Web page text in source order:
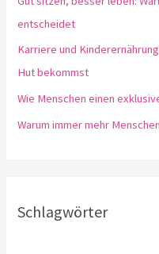
entscheidet
Karriere und
Hut bekommst
Wie Menschen einen
Warum immer mehr
Schlagwörter